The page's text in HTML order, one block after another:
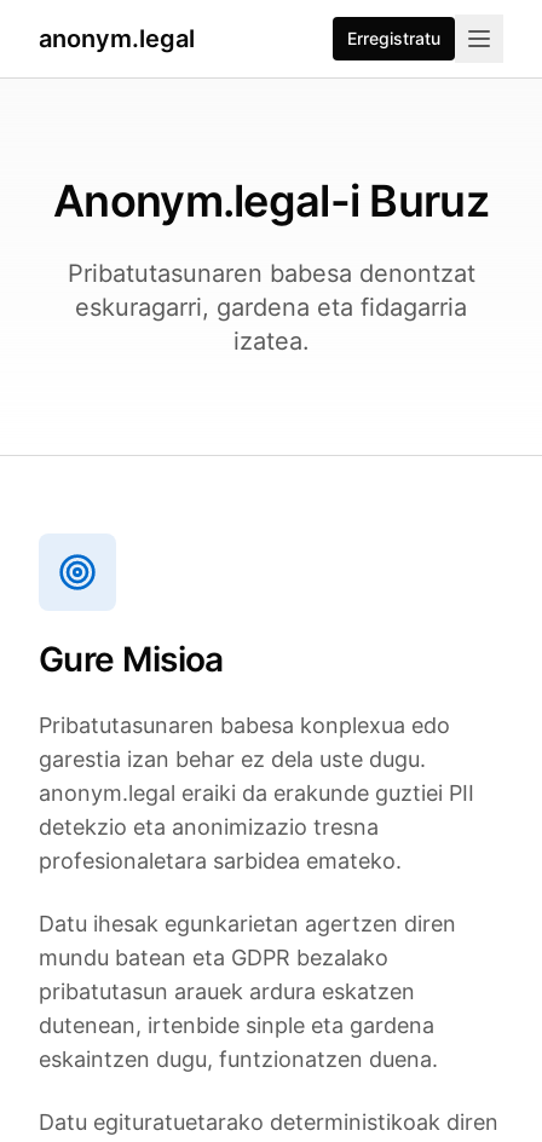
anonym.legal Erregistratu
Anonym.legal-i Buruz
Pribatutasunaren babesa denontzat
eskuragarri, gardena eta fidagarria
izatea.
Gure Misioa
Pribatutasunaren babesa konplexua edo
garestia izan behar ez dela uste dugu.
anonym.legal eraiki da erakunde guztiei PII
detekzio eta anonimizazio tresna
profesionaletara sarbidea emateko.
Datu ihesak egunkarietan agertzen diren
mundu batean eta GDPR bezalako
pribatutasun arauek ardura eskatzen
dutenean, irtenbide sinple eta gardena
eskaintzen dugu, funtzionatzen duena.
Datu egituratuetarako deterministikoak diren